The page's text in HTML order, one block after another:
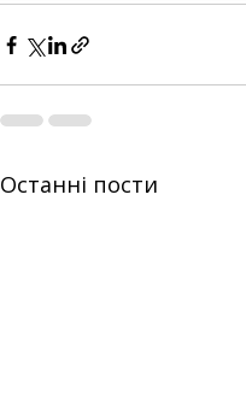
Останні пости